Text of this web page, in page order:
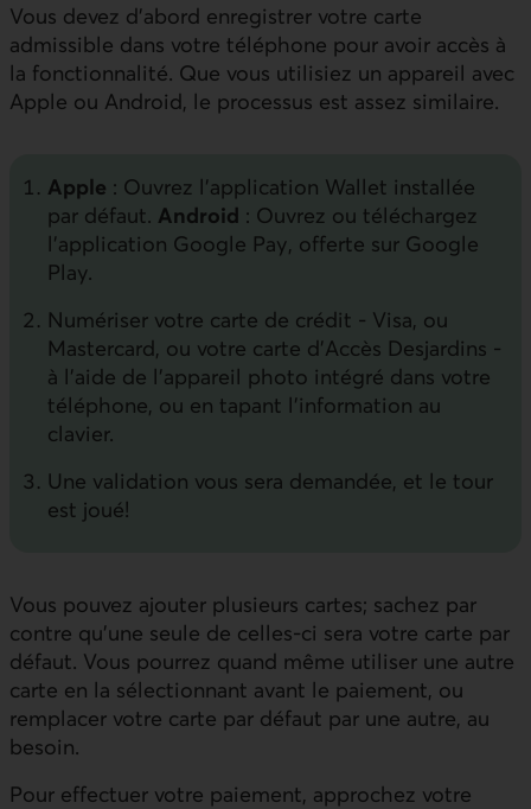
Vous devez d’abord enregistrer votre carte
admissible dans votre téléphone pour avoir accès à
la fonctionnalité. Que vous utilisiez un appareil avec
Apple ou Android, le processus est assez similaire.
Apple : Ouvrez l’application Wallet installée
par défaut. Android : Ouvrez ou téléchargez
l’application Google Pay, offerte sur Google
Play.
Numériser votre carte de crédit - Visa, ou
Mastercard, ou votre carte d’Accès Desjardins -
à l’aide de l’appareil photo intégré dans votre
téléphone, ou en tapant l’information au
clavier.
Une validation vous sera demandée, et le tour
est joué!
Vous pouvez ajouter plusieurs cartes; sachez par
contre qu’une seule de celles-ci sera votre carte par
défaut. Vous pourrez quand même utiliser une autre
carte en la sélectionnant avant le paiement, ou
remplacer votre carte par défaut par une autre, au
besoin.
Pour effectuer votre paiement, approchez votre